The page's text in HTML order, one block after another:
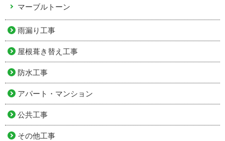
マーブルトーン
雨漏り工事
屋根葺き替え工事
防水工事
アパート・マンション
公共工事
その他工事